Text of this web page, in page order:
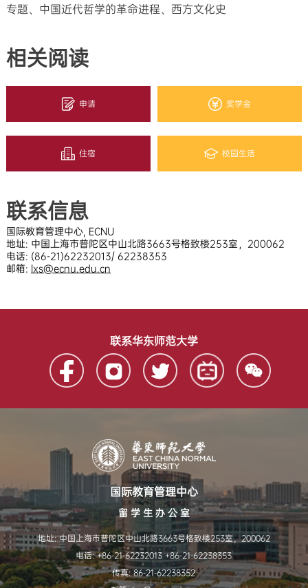
专题、中国近代哲学的革命进程、西方文化史
相关阅读
申请 奖学金
住宿 校园生活
联系信息
国际教育管理中心, ECNU
地址: 中国上海市普陀区中山北路3663号格致楼253室，200062
电话: (86-21)62232013/ 62238353
邮箱: lxs@ecnu.edu.cn
联系华东师范大学
国际教育管理中心
留 学 生 办 公 室
地址:中国上海市普陀区中山北路3663号格致楼253室，200062
电话:+86-21-62232013 +86-21-62238353
传真:86-21-62238352